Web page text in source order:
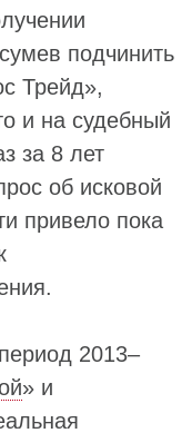
подчинить
Трейд»,
и на судебный
за 8 лет
об исковой
привело пока
2013–
» и